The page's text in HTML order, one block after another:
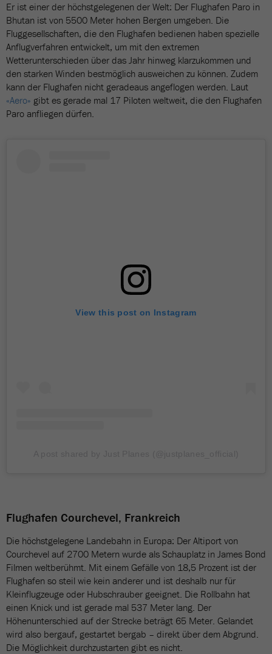
Er ist einer der höchstgelegenen der Welt: Der Flughafen Paro in
Bhutan ist von 5500 Meter hohen Bergen umgeben. Die
Fluggesellschaften, die den Flughafen bedienen haben spezielle
Anflugverfahren entwickelt, um mit den extremen
Wetterunterschieden über das Jahr hinweg klarzukommen und
den starken Winden bestmöglich ausweichen zu können. Zudem
kann der Flughafen nicht geradeaus angeflogen werden. Laut
«Aero» gibt es gerade mal 17 Piloten weltweit, die den Flughafen
Paro anfliegen dürfen.
View this post on Instagram
Flughafen Courchevel, Frankreich
Die höchstgelegene Landebahn in Europa: Der Altiport von
Courchevel auf 2700 Metern wurde als Schauplatz in James Bond
Filmen weltberühmt. Mit einem Gefälle von 18,5 Prozent ist der
Flughafen so steil wie kein anderer und ist deshalb nur für
Kleinflugzeuge oder Hubschrauber geeignet. Die Rollbahn hat
einen Knick und ist gerade mal 537 Meter lang. Der
Höhenunterschied auf der Strecke beträgt 65 Meter. Gelandet
wird also bergauf, gestartet bergab – direkt über dem Abgrund.
Die Möglichkeit durchzustarten gibt es nicht.